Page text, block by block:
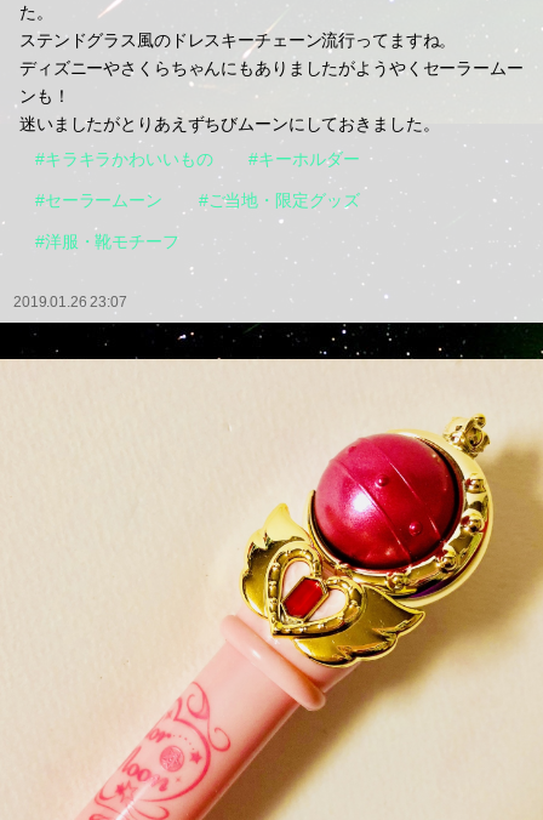
た。
ステンドグラス風のドレスキーチェーン流行ってますね。
ディズニーやさくらちゃんにもありましたがようやくセーラームー
ンも！
迷いましたがとりあえずちびムーンにしておきました。
#キラキラかわいいもの
#キーホルダー
#セーラームーン #ご当地・限定グッズ
#洋服・靴モチーフ
2019.01.26 23:07